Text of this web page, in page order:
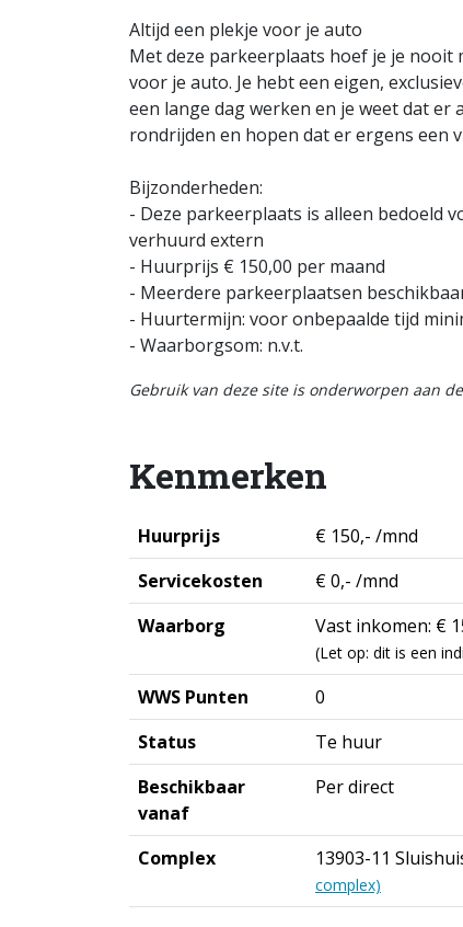
Altijd een plekje voor je auto
Met deze parkeerplaats hoef je je nooit
voor je auto. Je hebt een eigen,
een lange dag werken en je weet dat er
rondrijden en hopen dat er ergens een
Bijzonderheden:
- Deze parkeerplaats is alleen bedoeld
verhuurd extern
- Huurprijs € 150,00 per maand
- Meerdere parkeerplaatsen
- Huurtermijn: voor onbepaalde tijd
- Waarborgsom: n.v.t.
Gebruik van deze site is onderworpen aan
Kenmerken
Huurprijs
€ 150,- /mnd
Servicekosten
€ 0,- /mnd
Waarborg
Vast inkomen: €
(Let op: dit is een
WWS Punten
0
Status
Te huur
Beschikbaar
vanaf
Per direct
Complex 13903-11
complex)